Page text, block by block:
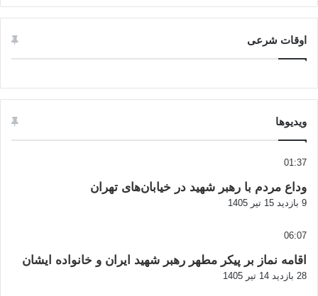
اوقات شرعی
ویدیوها
01:37
وداع مردم با رهبر شهید در خیابان‌های تهران
9 بازدید 15 تیر 1405
06:07
اقامه نماز بر پیکر مطهر رهبر شهید ایران و خانواده ایشان
28 بازدید 14 تیر 1405